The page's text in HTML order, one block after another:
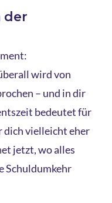
der
wird von
– und in dir
bedeutet für
dich vielleicht eher
jetzt, wo alles
Schuldumkehr